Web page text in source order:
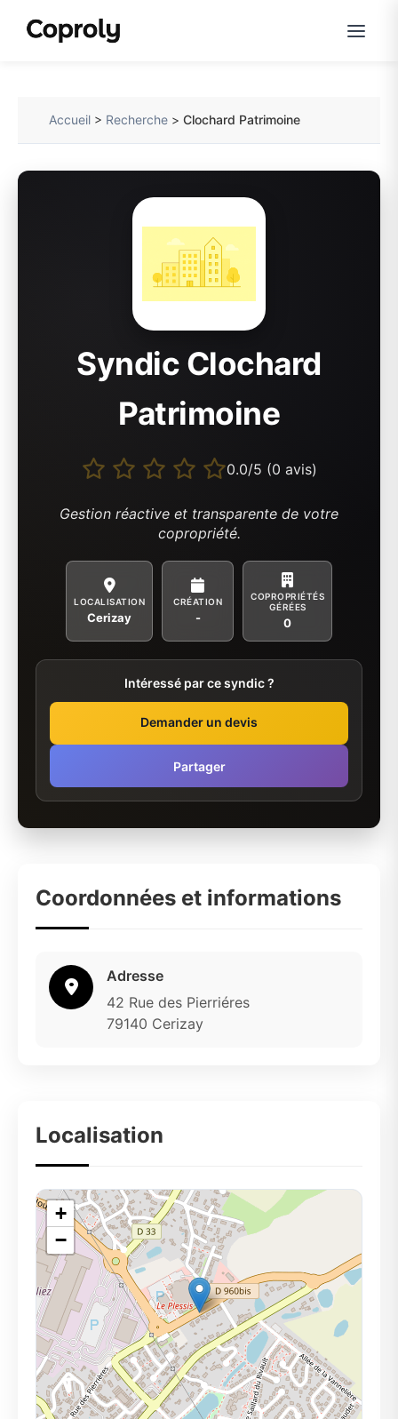
Accueil > Recherche >Clochard Patrimoine
Syndic Clochard
Patrimoine
0.0/5 (0 avis)
Gestion réactive et transparente de votre
copropriété.
LOCALISATION
Cerizay
CRÉATION
-
COPROPRIÉTÉS
GÉRÉES
0
Intéressé par ce syndic ?
Demander un devis
Partager
Coordonnées et informations
Adresse
42 Rue des Pierriéres
79140 Cerizay
Localisation
+
−